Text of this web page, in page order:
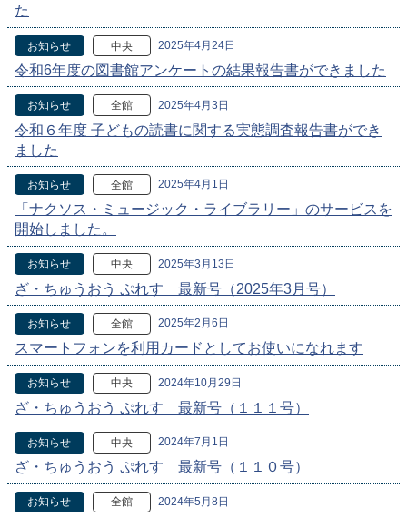
た
お知らせ 中央 2025年4月24日
令和6年度の図書館アンケートの結果報告書ができました
お知らせ 全館 2025年4月3日
令和６年度 子どもの読書に関する実態調査報告書ができ
ました
お知らせ 全館 2025年4月1日
「ナクソス・ミュージック・ライブラリー」のサービスを
開始しました。
お知らせ 中央 2025年3月13日
ざ・ちゅうおう ぷれす 最新号（2025年3月号）
お知らせ 全館 2025年2月6日
スマートフォンを利用カードとしてお使いになれます
お知らせ 中央 2024年10月29日
ざ・ちゅうおう ぷれす 最新号（１１１号）
お知らせ 中央 2024年7月1日
ざ・ちゅうおう ぷれす 最新号（１１０号）
お知らせ 全館 2024年5月8日